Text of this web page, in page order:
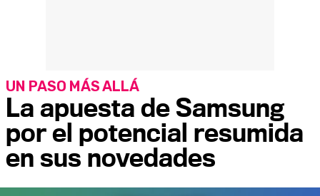
La apuesta de Samsung
por el potencial resumida
en sus novedades
UN PASO MÁS ALLÁ